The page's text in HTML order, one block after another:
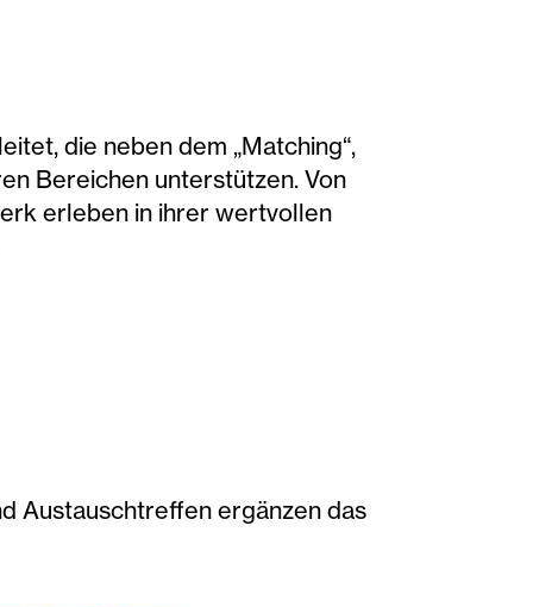
die neben dem „Matching“,
Bereichen unterstützen. Von
erleben in ihrer wertvollen
Austauschtreffen ergänzen das